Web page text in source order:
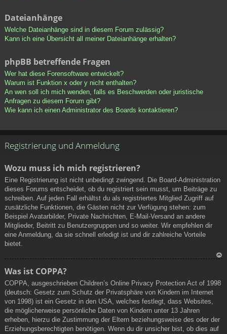
Dateianhänge
Welche Dateianhänge sind in diesem Forum zulässig?
Kann ich eine Übersicht all meiner Dateianhänge erhalten?
phpBB betreffende Fragen
Wer hat diese Forensoftware entwickelt?
Warum ist Funktion x oder y nicht enthalten?
An wen soll ich mich wenden, falls es Beschwerden oder juristische
Anfragen zu diesem Forum gibt?
Wie kann ich einen Administrator des Boards kontaktieren?
Registrierung und Anmeldung
Wozu muss ich mich registrieren?
Eine Registrierung ist nicht unbedingt zwingend. Die Board-Administration
dieses Forums entscheidet, ob du registriert sein musst, um Beiträge zu
schreiben. Auf jeden Fall erhältst du als registriertes Mitglied Zugriff auf
zusätzliche Funktionen, die Gästen nicht zur Verfügung stehen: zum
Beispiel Avatarbilder, Private Nachrichten, E-Mail-Versand an andere
Mitglieder, Beitritt zu Benutzergruppen und so weiter. Wir empfehlen dir
eine Anmeldung, da sie schnell erledigt ist und dir zahlreiche Vorteile
bietet.
h
Was ist COPPA?
COPPA, ausgeschrieben Children’s Online Privacy Protection Act of 1998
(deutsch: Gesetz zum Schutz der Privatsphäre von Kindern im Internet
von 1998) ist ein Gesetz in den USA, welches festlegt, dass Websites,
die möglicherweise persönliche Daten von Kindern unter 13 Jahren
erheben, hierzu die Zustimmung der Eltern beziehungsweise des oder der
Erziehungsberechtigten benötigen. Wenn du dir unsicher bist, ob dies auf